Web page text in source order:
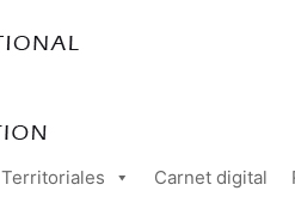
Territoriales Carnet digital